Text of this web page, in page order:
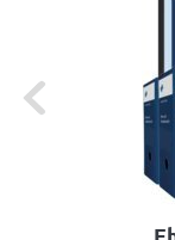
Previous